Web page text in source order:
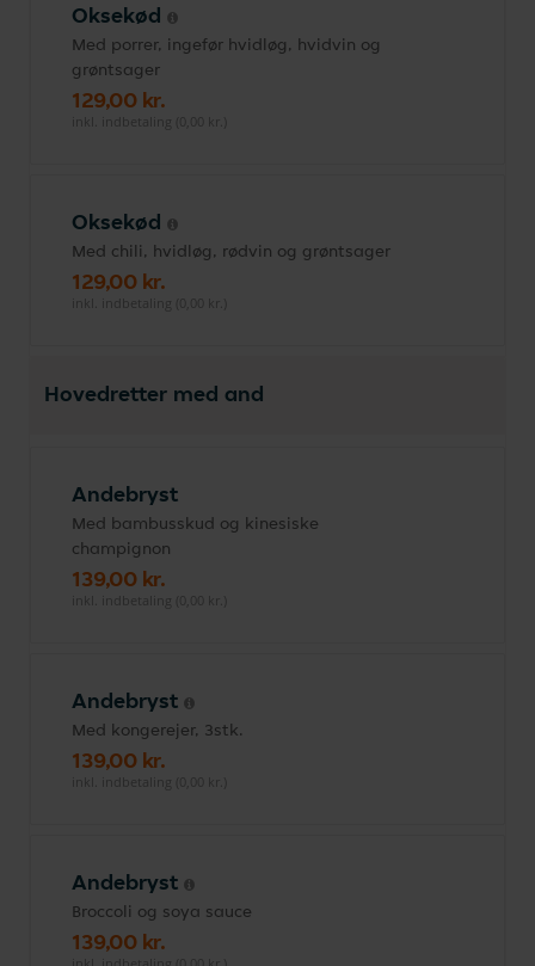
Oksekød
Med porrer, ingefør hvidløg, hvidvin og
grøntsager
129,00 kr.
inkl. indbetaling (0,00 kr.)
Oksekød
Med chili, hvidløg, rødvin og grøntsager
129,00 kr.
inkl. indbetaling (0,00 kr.)
Hovedretter med and
Andebryst
Med bambusskud og kinesiske
champignon
139,00 kr.
inkl. indbetaling (0,00 kr.)
Andebryst
Med kongerejer, 3stk.
139,00 kr.
inkl. indbetaling (0,00 kr.)
Andebryst
Broccoli og soya sauce
139,00 kr.